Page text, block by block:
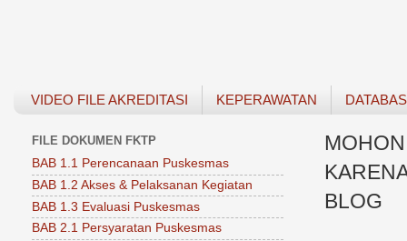
VIDEO FILE AKREDITASI KEPERAWATAN
BLOG
FILE DOKUMEN FKTP
BAB 1.1 Perencanaan Puskesmas
BAB 1.2 Akses & Pelaksanan Kegiatan
BAB 1.3 Evaluasi Puskesmas
BAB 2.1 Persyaratan Puskesmas